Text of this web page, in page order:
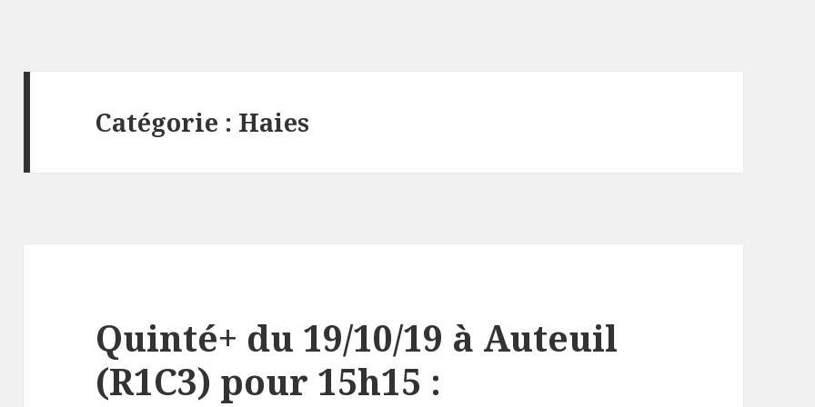
Catégorie : Haies
Quinté+ du 19/10/19 à Auteuil
(R1C3) pour 15h15 :